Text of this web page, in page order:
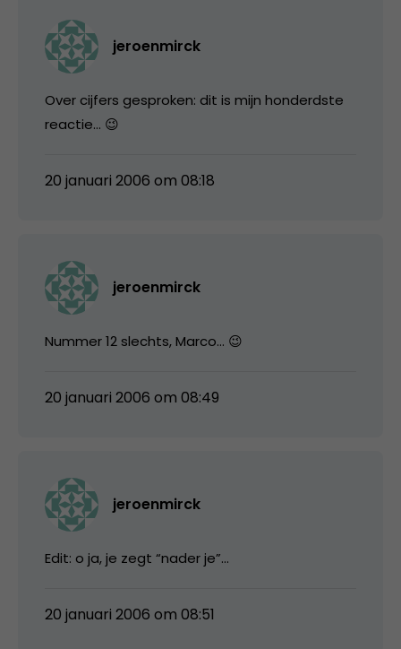
jeroenmirck
Over cijfers gesproken: dit is mijn honderdste
reactie… 😉
20 januari 2006 om 08:18
jeroenmirck
Nummer 12 slechts, Marco… 😉
20 januari 2006 om 08:49
jeroenmirck
Edit: o ja, je zegt “nader je”…
20 januari 2006 om 08:51